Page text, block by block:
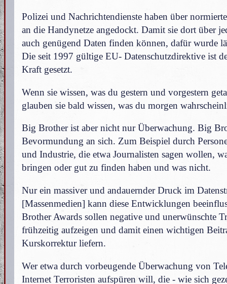
Polizei und Nachrichtendienste haben über
an die Handynetze angedockt. Damit sie dort über
auch genügend Daten finden können, dafür wurde
Die seit 1997 gültige EU- Datenschutzdirektive ist
Kraft gesetzt.
Wenn sie wissen, was du gestern und vorgestern
glauben sie bald wissen, was du morgen
Big Brother ist aber nicht nur Überwachung. Big
Bevormundung an sich. Zum Beispiel durch
und Industrie, die etwa Journalisten sagen wollen,
bringen oder gut zu finden haben und was nicht.
Nur ein massiver und andauernder Druck im
[Massenmedien] kann diese Entwicklungen
Brother Awards sollen negative und unerwünschte
frühzeitig aufzeigen und damit einen wichtigen
Kurskorrektur liefern.
Wer etwa durch vorbeugende Überwachung von
Internet Terroristen aufspüren will, die - wie sich